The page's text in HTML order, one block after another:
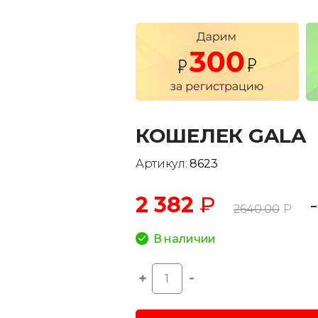
КОШЕЛЕК GALA
Артикул: 8623
2 382 ₽ 2640.00 Р
В наличии